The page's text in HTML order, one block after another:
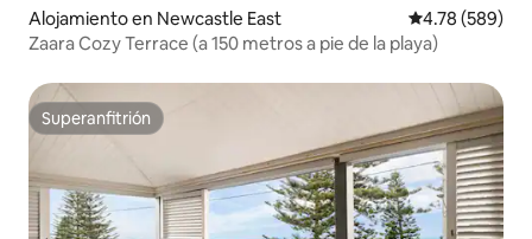
Alojamiento en Newcastle East Calificación
4.78 (589)
Zaara Cozy Terrace (a 150 metros a pie de la playa)
Superanfitrión
Superanfitrión